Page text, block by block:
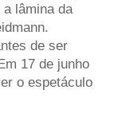
lâmina da
de ser
17 de junho
o espetáculo